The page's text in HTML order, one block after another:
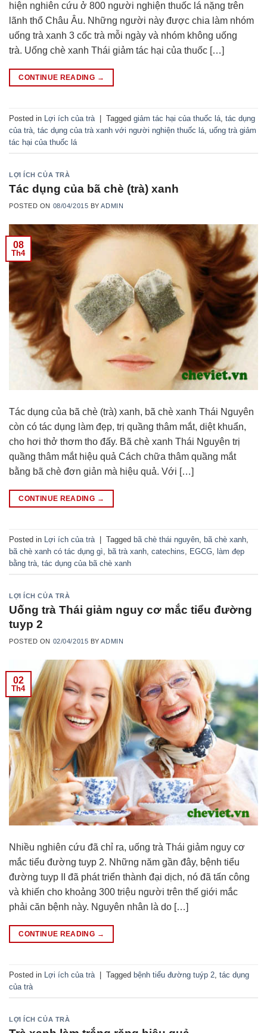
hiện nghiên cứu ở 800 người nghiện thuốc lá nặng trên
lãnh thổ Châu Âu. Những người này được chia làm nhóm
uống trà xanh 3 cốc trà mỗi ngày và nhóm không uống
trà. Uống chè xanh Thái giảm tác hại của thuốc […]
CONTINUE READING →
Posted in Lợi ích của trà Tagged giảm tác hại của thuốc lá tác dụng
của trà tác dụng của trà xanh với người nghiện thuốc lá uống trà giảm
tác hại của thuốc lá
LỢI ÍCH CỦA TRÀ
Tác dụng của bã chè (trà) xanh
POSTED ON 08/04/2015 BYADMIN
08
Th4
Tác dụng của bã chè (trà) xanh, bã chè xanh Thái Nguyên
còn có tác dụng làm đẹp, trị quầng thâm mắt, diệt khuẩn,
cho hơi thở thơm tho đấy. Bã chè xanh Thái Nguyên trị
quầng thâm mắt hiệu quả Cách chữa thâm quầng mắt
bằng bã chè đơn giản mà hiệu quả. Với […]
CONTINUE READING →
Posted in Lợi ích của trà | Tagged bã chè thái nguyên bã chè xanh
bã chè xanh có tác dụng gì bã trà xanh catechins EGCG làm đẹp
bằng trà tác dụng của bã chè xanh
LỢI ÍCH CỦA TRÀ
Uống trà Thái giảm nguy cơ mắc tiểu đường
tuyp 2
POSTED ON 02/04/2015 BYADMIN
02
Th4
Nhiều nghiên cứu đã chỉ ra, uống trà Thái giảm nguy cơ
mắc tiểu đường tuyp 2. Những năm gần đây, bệnh tiểu
đường tuyp II đã phát triển thành đại dịch, nó đã tấn công
và khiến cho khoảng 300 triệu người trên thế giới mắc
phải căn bệnh này. Nguyên nhân là do […]
CONTINUE READING →
Posted in Lợi ích của trà | Tagged bệnh tiểu đường tuýp 2 tác dụng
của trà
LỢI ÍCH CỦA TRÀ